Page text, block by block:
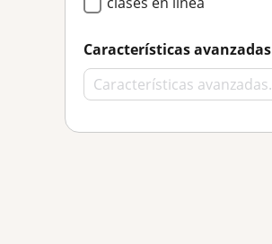
Características avanzadas